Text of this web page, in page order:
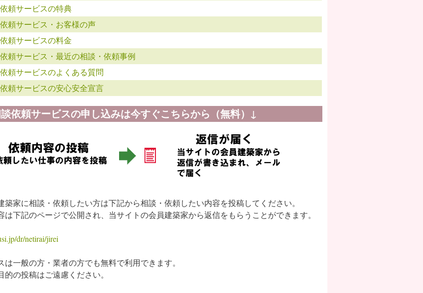
頼サービスの特典
頼サービス・お客様の声
頼サービスの料金
頼サービス・最近の相談・依頼事例
頼サービスのよくある質問
頼サービスの安心安全宣言
依頼サービスの申し込みは今すぐこちらから（無料）↓
築家に相談・依頼したい方は下記から相談・依頼したい内容を投稿してください。
は下記のページで公開され、当サイトの会員建築家から返信をもらうことができます。
dr/netirai/jirei
は一般の方・業者の方でも無料で利用できます。
的の投稿はご遠慮ください。